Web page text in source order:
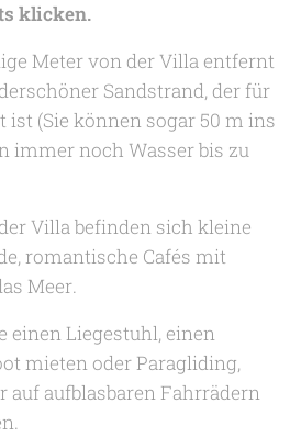
klicken.
Meter von der Villa entfernt
Sandstrand, der für
ist (Sie können sogar 50 m ins
immer noch Wasser bis zu
Villa befinden sich kleine
romantische Cafés mit
Meer.
einen Liegestuhl, einen
mieten oder Paragliding,
auf aufblasbaren Fahrrädern